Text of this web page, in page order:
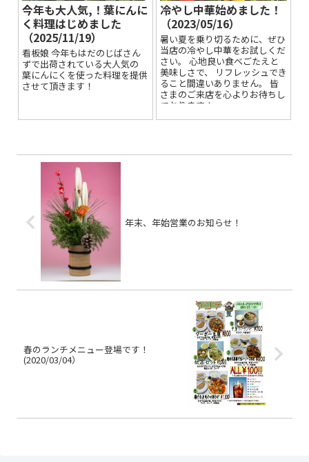
今年も大人気,！葉にんに
く料理はじめました
（2025/11/19）
看板娘 今年もはだのじばさん
ずで出荷されている大人気の
葉にんにくを使った料理を提供
させて頂きます！
冷やし中華始めました！
（2023/05/16）
暑い夏を乗り切るために、ぜひ
当店の冷やし中華をお試しくだ
さい。 心地良い食べごたえと
美味しさで、 リフレッシュでき
ること間違いありません。 皆
さまのご来店を心よりお待ちし
ております！
年末、年始営業のお知らせ！
春のランチメニュー登場です！
(2020/03/04）